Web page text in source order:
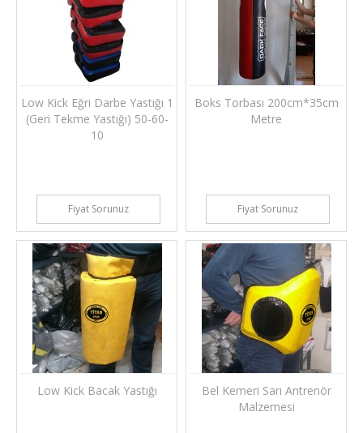
Low Kick Eğri Darbe Yastığı 1
(Geri Tekme Yastığı) 50-60-
10
Fiyat Sorunuz
Boks Torbası 200cm*35cm
Metre
Fiyat Sorunuz
Low Kick Bacak Yastığı
Bel Kemeri Sarı Antrenör
Malzemesi